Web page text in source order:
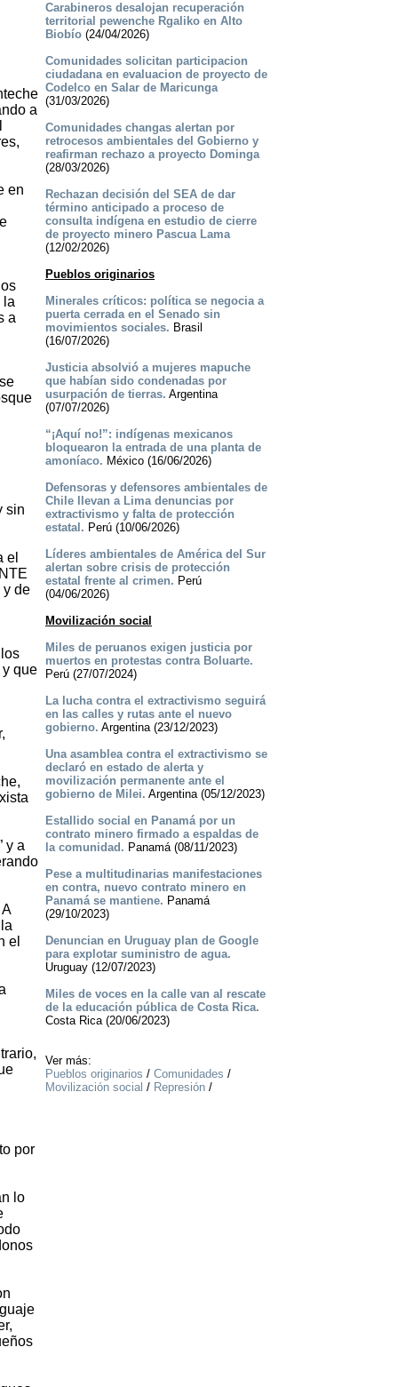
a
en
la
a
sin
el
y de
que
y a
el
por
lo
Carabineros desalojan recuperación
territorial pewenche Rgaliko en Alto
Biobío(24/04/2026)
Comunidades solicitan participacion
ciudadana en evaluacion de proyecto de
Codelco en Salar de Maricunga
(31/03/2026)
Comunidades changas alertan por
retrocesos ambientales del Gobierno y
reafirman rechazo a proyecto Dominga
(28/03/2026)
Rechazan decisión del SEA de dar
término anticipado a proceso de
consulta indígena en estudio de cierre
de proyecto minero Pascua Lama
(12/02/2026)
Pueblos originarios
Minerales críticos: política se negocia a
puerta cerrada en el Senado sin
movimientos sociales. Brasil
(16/07/2026)
Justicia absolvió a mujeres mapuche
que habían sido condenadas por
usurpación de tierras. Argentina
(07/07/2026)
“¡Aquí no!”: indígenas mexicanos
bloquearon la entrada de una planta de
amoníaco. México (16/06/2026)
Defensoras y defensores ambientales de
Chile llevan a Lima denuncias por
extractivismo y falta de protección
estatal. Perú (10/06/2026)
Líderes ambientales de América del Sur
alertan sobre crisis de protección
estatal frente al crimen. Perú
(04/06/2026)
Movilización social
Miles de peruanos exigen justicia por
muertos en protestas contra Boluarte.
Perú (27/07/2024)
La lucha contra el extractivismo seguirá
en las calles y rutas ante el nuevo
gobierno. Argentina (23/12/2023)
Una asamblea contra el extractivismo se
declaró en estado de alerta y
movilización permanente ante el
gobierno de Milei. Argentina (05/12/2023)
Estallido social en Panamá por un
contrato minero firmado a espaldas de
la comunidad. Panamá (08/11/2023)
Pese a multitudinarias manifestaciones
en contra, nuevo contrato minero en
Panamá se mantiene. Panamá
(29/10/2023)
Denuncian en Uruguay plan de Google
para explotar suministro de agua.
Uruguay (12/07/2023)
Miles de voces en la calle van al rescate
de la educación pública de Costa Rica.
Costa Rica (20/06/2023)
Ver más:
Pueblos originarios / Comunidades /
Movilización social / Represión/